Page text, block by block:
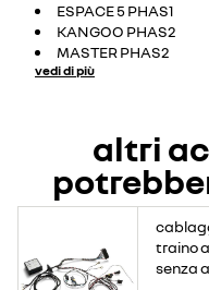
ESPACE 5 PHAS1
KANGOO PHAS2
MASTER PHAS2
vedi di più
altri
traino
senza